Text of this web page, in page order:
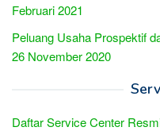
Februari 2021
Peluang Usaha Prospektif
26 November 2020
Daftar Service Center